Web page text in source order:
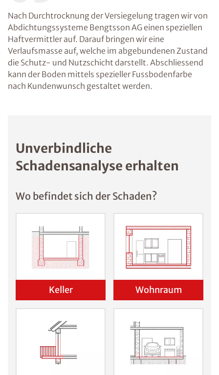
Nach Durchtrocknung der Versiegelung tragen wir von
Abdichtungssysteme Bengtsson AG einen speziellen
Haftvermittler auf. Darauf bringen wir eine
Verlaufsmasse auf, welche im abgebundenen Zustand
die Schutz- und Nutzschicht darstellt. Abschliessend
kann der Boden mittels spezieller Fussbodenfarbe
nach Kundenwunsch gestaltet werden.
Unverbindliche
Schadensanalyse erhalten
Wo befindet sich der Schaden?
Keller Wohnraum